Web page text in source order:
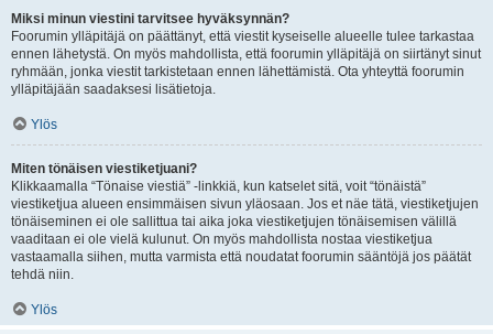
Miksi minun viestini tarvitsee hyväksynnän?
Foorumin ylläpitäjä on päättänyt, että viestit kyseiselle alueelle tulee tarkastaa
ennen lähetystä. On myös mahdollista, että foorumin ylläpitäjä on siirtänyt sinut
ryhmään, jonka viestit tarkistetaan ennen lähettämistä. Ota yhteyttä foorumin
ylläpitäjään saadaksesi lisätietoja.
Ylös
Miten tönäisen viestiketjuani?
Klikkaamalla “Tönaise viestiä” -linkkiä, kun katselet sitä, voit “tönäistä”
viestiketjua alueen ensimmäisen sivun yläosaan. Jos et näe tätä, viestiketjujen
tönäiseminen ei ole sallittua tai aika joka viestiketjujen tönäisemisen välillä
vaaditaan ei ole vielä kulunut. On myös mahdollista nostaa viestiketjua
vastaamalla siihen, mutta varmista että noudatat foorumin sääntöjä jos päätät
tehdä niin.
Ylös